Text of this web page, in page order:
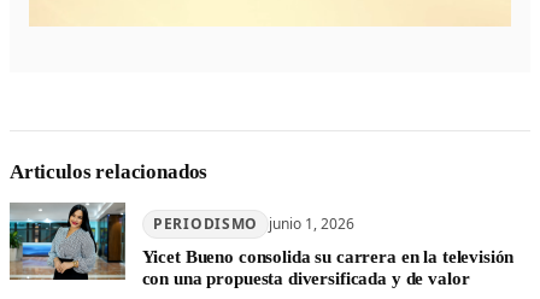
Articulos relacionados
PERIODISMO junio 1, 2026
Yicet Bueno consolida su carrera en la televisión
con una propuesta diversificada y de valor